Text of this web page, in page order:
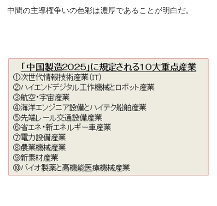
中間の主導権争いの色彩は濃厚であることが明白だ。